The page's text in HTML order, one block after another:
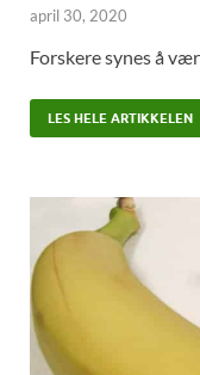
april 30, 2020
Forskere synes å
LES HELE ARTIKKELEN